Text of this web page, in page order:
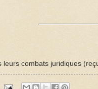
leurs combats juridiques